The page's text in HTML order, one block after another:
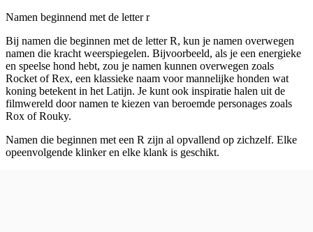
Namen beginnend met de letter r
Bij namen die beginnen met de letter R, kun je namen overwegen
namen die kracht weerspiegelen. Bijvoorbeeld, als je een energieke
en speelse hond hebt, zou je namen kunnen overwegen zoals
Rocket of Rex, een klassieke naam voor mannelijke honden wat
koning betekent in het Latijn. Je kunt ook inspiratie halen uit de
filmwereld door namen te kiezen van beroemde personages zoals
Rox of Rouky.
Namen die beginnen met een R zijn al opvallend op zichzelf. Elke
opeenvolgende klinker en elke klank is geschikt.